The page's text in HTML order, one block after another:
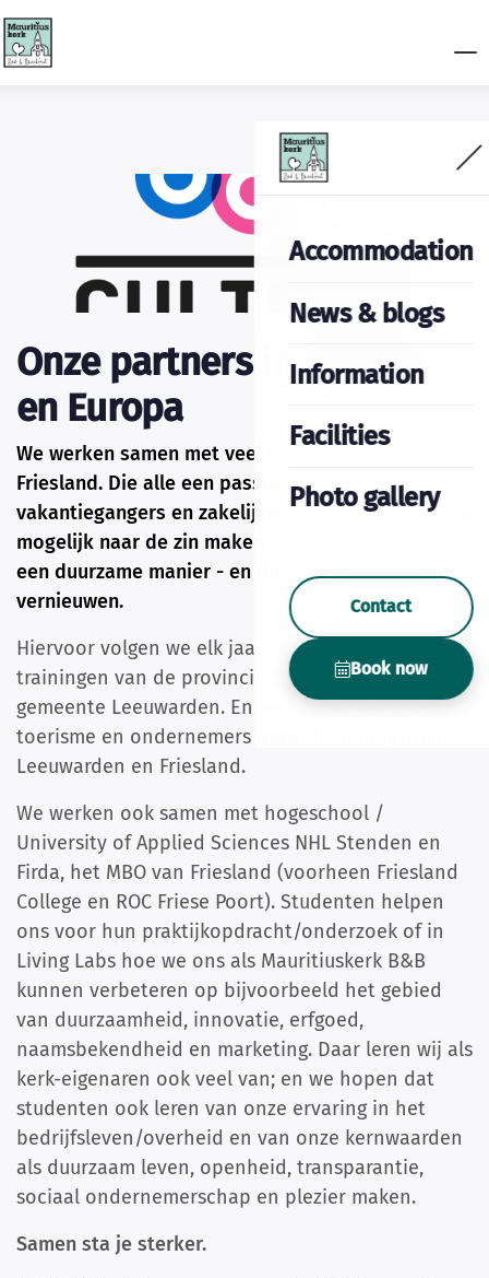
Accommodation
News & blogs
Information
Facilities
Photo gallery
Contact
Book now
Onze partners in Friesland
en Europa
We werken samen met veel lokale partners in
Friesland. Die alle een passie en doel hebben:
vakantiegangers en zakelijke reizigers het zo goed
mogelijk naar de zin maken - waar mogelijk op
een duurzame manier - en die zich steeds willen
vernieuwen.
Hiervoor volgen we elk jaar ook cursussen en
trainingen van de provincie Frylan en de
gemeente Leeuwarden. En we zijn lid van diverse
toerisme en ondernemers netwerken in Jirnsum,
Leeuwarden en Friesland.
We werken ook samen met hogeschool /
University of Applied Sciences NHL Stenden en
Firda, het MBO van Friesland (voorheen Friesland
College en ROC Friese Poort). Studenten helpen
ons voor hun praktijkopdracht/onderzoek of in
Living Labs hoe we ons als Mauritiuskerk B&B
kunnen verbeteren op bijvoorbeeld het gebied
van duurzaamheid, innovatie, erfgoed,
naamsbekendheid en marketing. Daar leren wij als
kerk-eigenaren ook veel van; en we hopen dat
studenten ook leren van onze ervaring in het
bedrijfsleven/overheid en van onze kernwaarden
als duurzaam leven, openheid, transparantie,
sociaal ondernemerschap en plezier maken.
Samen sta je sterker.